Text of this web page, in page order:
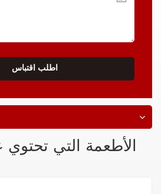
اطلب اقتباس
الأطعمة التي